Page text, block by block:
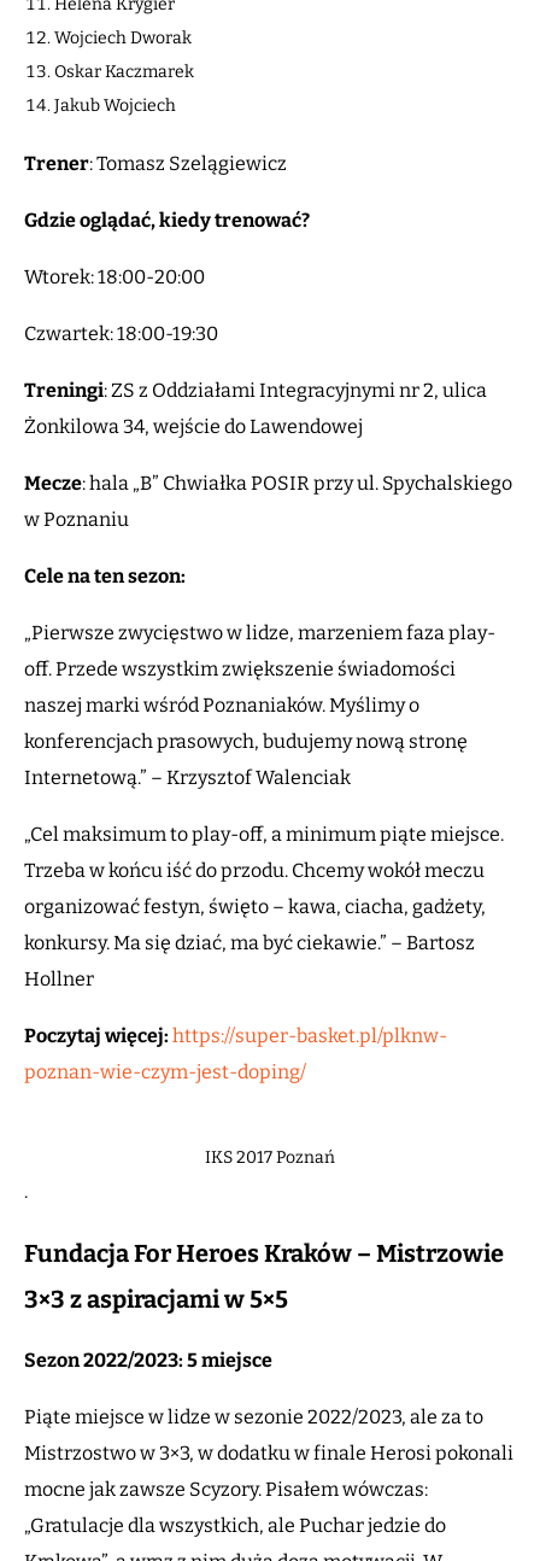
Helena Krygier
Wojciech Dworak
Oskar Kaczmarek
Jakub Wojciech
Trener: Tomasz Szelągiewicz
Gdzie oglądać, kiedy trenować?
Wtorek: 18:00-20:00
Czwartek: 18:00-19:30
Treningi: ZS z Oddziałami Integracyjnymi nr 2, ulica
Żonkilowa 34, wejście do Lawendowej
Mecze: hala „B” Chwiałka POSIR przy ul. Spychalskiego
w Poznaniu
Cele na ten sezon:
„Pierwsze zwycięstwo w lidze, marzeniem faza play-
off. Przede wszystkim zwiększenie świadomości
naszej marki wśród Poznaniaków. Myślimy o
konferencjach prasowych, budujemy nową stronę
Internetową.” – Krzysztof Walenciak
„Cel maksimum to play-off, a minimum piąte miejsce.
Trzeba w końcu iść do przodu. Chcemy wokół meczu
organizować festyn, święto – kawa, ciacha, gadżety,
konkursy. Ma się dziać, ma być ciekawie.” – Bartosz
Hollner
Poczytaj więcej: https://super-basket.pl/plknw-
poznan-wie-czym-jest-doping/
IKS 2017 Poznań
.
Fundacja For Heroes Kraków – Mistrzowie
3×3 z aspiracjami w 5×5
Sezon 2022/2023: 5 miejsce
Piąte miejsce w lidze w sezonie 2022/2023, ale za to
Mistrzostwo w 3×3, w dodatku w finale Herosi pokonali
mocne jak zawsze Scyzory. Pisałem wówczas:
„Gratulacje dla wszystkich, ale Puchar jedzie do